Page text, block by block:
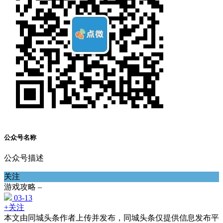
公众号名称
公众号描述
关注
游戏攻略 –
03-13
+关注
本文由同城头条作者上传并发布，同城头条仅提供信息发布平